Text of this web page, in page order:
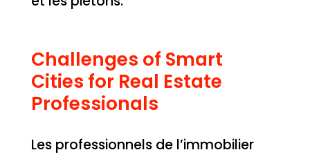
Challenges of Smart
Cities for Real Estate
Professionals
Les professionnels de l’immobilier